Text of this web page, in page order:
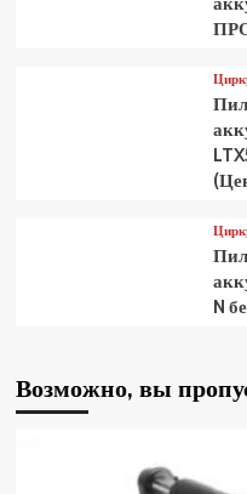
N
Возможно, вы